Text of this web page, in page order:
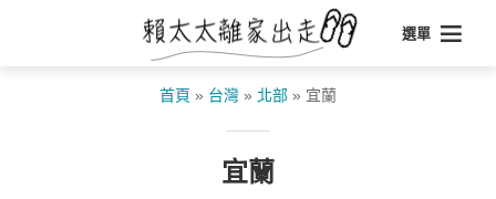
選單
首頁 » 台灣 » 北部 » 宜蘭
宜蘭